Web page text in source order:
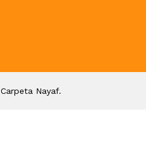
Carpeta Nayaf.